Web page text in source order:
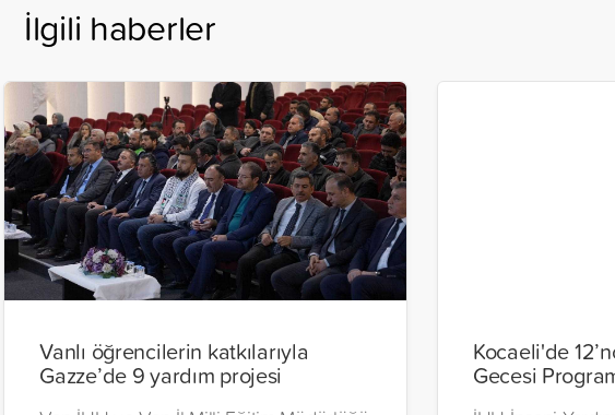
İlgili haberler
Vanlı öğrencilerin katkılarıyla
Gazze’de 9 yardım projesi
Kocaeli'de
Gecesi